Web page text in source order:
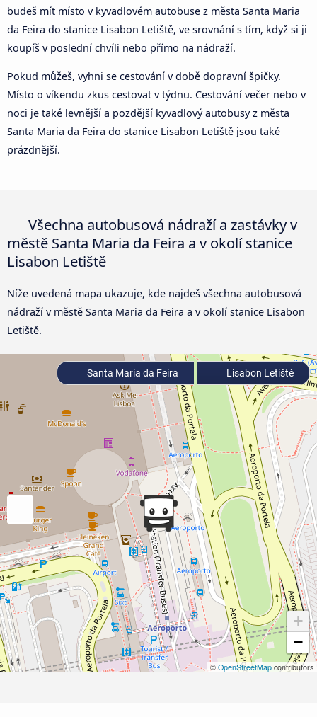
budeš mít místo v kyvadlovém autobuse z města Santa Maria
da Feira do stanice Lisabon Letiště, ve srovnání s tím, když si ji
koupíš v poslední chvíli nebo přímo na nádraží.
Pokud můžeš, vyhni se cestování v době dopravní špičky.
Místo o víkendu zkus cestovat v týdnu. Cestování večer nebo v
noci je také levnější a pozdější kyvadlový autobusy z města
Santa Maria da Feira do stanice Lisabon Letiště jsou také
prázdnější.
Všechna autobusová nádraží a zastávky v
městě Santa Maria da Feira a v okolí stanice
Lisabon Letiště
Níže uvedená mapa ukazuje, kde najdeš všechna autobusová
nádraží v městě Santa Maria da Feira a v okolí stanice Lisabon
Letiště.
+
−
© OpenStreetMap contributors
Santa Maria da Feira Lisabon Letiště